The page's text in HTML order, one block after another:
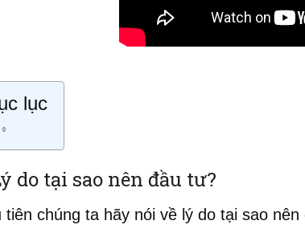
lục
do tại sao nên đầu tư?
tiên chúng ta hãy nói về lý do tại sao